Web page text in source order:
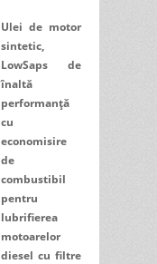
Ulei de motor
sintetic,
LowSaps de
înaltă
performanță
cu
economisire
de
combustibil
pentru
lubrifierea
motoarelor
diesel cu filtre